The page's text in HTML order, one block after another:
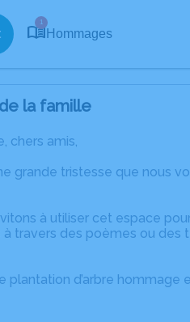
1
Hommages
la famille
chers amis,
grande tristesse que nous
à utiliser cet espace
travers des poèmes ou des
plantation d’arbre hommage